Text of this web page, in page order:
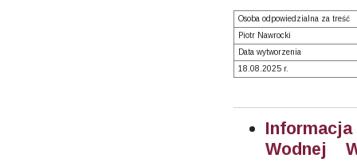
Osoba odpowiedzialna za treść
Piotr Nawrocki
Data wytworzenia
18.08.2025 r.
Wodnej